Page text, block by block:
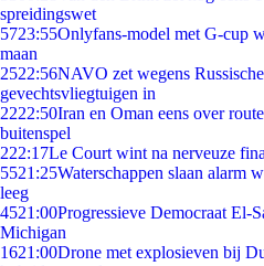
spreidingswet
5723:55Onlyfans-model met G-cup
maan
2522:56NAVO zet wegens
gevechtsvliegtuigen in
2222:50Iran en Oman eens over
buitenspel
222:17Le Court wint na nerveuze
5521:25Waterschappen slaan alarm
leeg
4521:00Progressieve Democraat El-
Michigan
1621:00Drone met explosieven bij